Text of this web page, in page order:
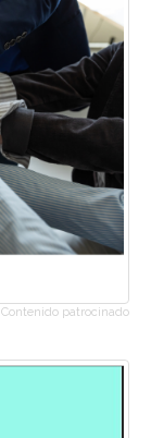
Contenido patrocinado